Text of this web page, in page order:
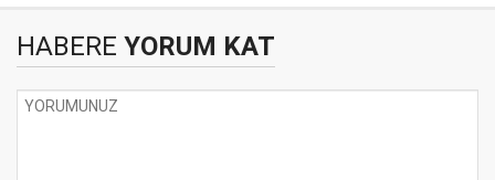
HABERE YORUM KAT